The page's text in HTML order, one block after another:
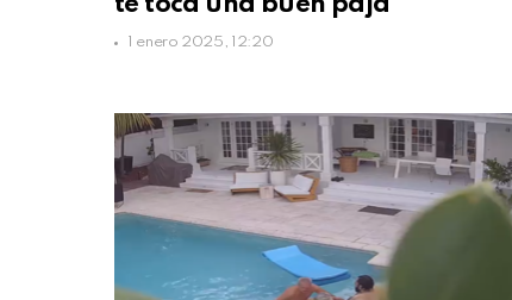
1 enero 2025, 12:20